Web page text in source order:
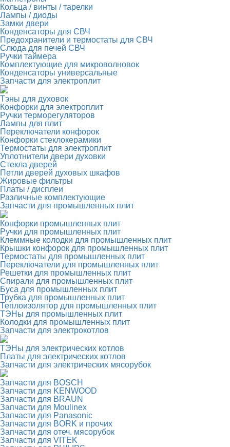
Кольца / винты / тарелки
Лампы / диоды
Замки двери
Конденсаторы для СВЧ
Предохранители и термостаты для СВЧ
Слюда для печей СВЧ
Ручки таймера
Комплектующие для микроволновок
Конденсаторы универсальные
Запчасти для электроплит
Тэны для духовок
Конфорки для электроплит
Ручки терморегуляторов
Лампы для плит
Переключатели конфорок
Конфорки стеклокерамики
Термостаты для электроплит
Уплотнители двери духовки
Стекла дверей
Петли дверей духовых шкафов
Жировые фильтры
Платы / дисплеи
Различные комплектующие
Запчасти для промышленных плит
Конфорки промышленных плит
Ручки для промышленных плит
Клеммные колодки для промышленных плит
Крышки конфорок для промышленных плит
Термостаты для промышленных плит
Переключатели для промышленных плит
Решетки для промышленных плит
Спирали для промышленных плит
Буса для промышленных плит
Трубка для промышленных плит
Теплоизолятор для промышленных плит
ТЭНы для промышленных плит
Колодки для промышленных плит
Запчасти для электрокотлов
ТЭНы для электрических котлов
Платы для электрических котлов
Запчасти для электрических мясорубок
Запчасти для BOSCH
Запчасти для KENWOOD
Запчасти для BRAUN
Запчасти для Moulinex
Запчасти для Panasonic
Запчасти для BORK и прочих
Запчасти для отеч. мясорубок
Запчасти для VITEK